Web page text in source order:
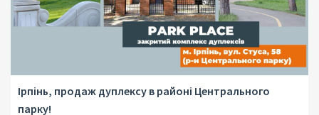
Ірпінь, продаж дуплексу в районі Центрального
парку!